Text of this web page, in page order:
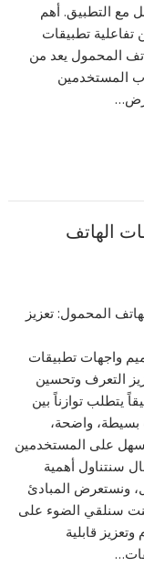
مع التطبيق. أهم
تفاعلية تطبيقات
المحمول يعد من
المستخدمين
الهاتف
واجهات تطبيقات
التعرف وتحسين
يتطلب توازناً بين
بسيطة، واضحة،
على المستخدمين
سنتناول أهمية
ونستعرض المبادئ
سنلقي الضوء على
قابلية